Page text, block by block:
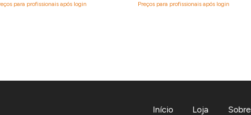
para profissionais após login
Preços para profissionais após login
Início Loja Sobre